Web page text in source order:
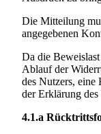
Die Mitteilung
angegebenen
Da die
Ablauf der
des Nutzers, eine
der Erklärung
4.1.a